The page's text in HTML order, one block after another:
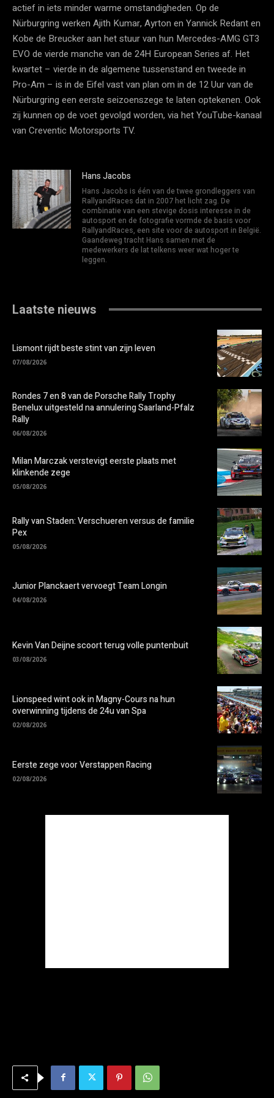
actief in iets minder warme omstandigheden. Op de
Nürburgring werken Ajith Kumar, Ayrton en Yannick Redant en
Kobe de Breucker aan het stuur van hun Mercedes-AMG GT3
EVO de vierde manche van de 24H European Series af. Het
kwartet – vierde in de algemene tussenstand en tweede in
Pro-Am – is in de Eifel vast van plan om in de 12 Uur van de
Nürburgring een eerste seizoenszege te laten optekenen. Ook
zij kunnen op de voet gevolgd worden, via het YouTube-kanaal
van Creventic Motorsports TV.
Hans Jacobs
Hans Jacobs is één van de twee grondleggers van
RallyandRaces dat in 2007 het licht zag. De
combinatie van een stevige dosis interesse in de
autosport en de fotografie vormde de basis voor
RallyandRaces, een site voor de autosport in België.
Gaandeweg tracht Hans samen met de
medewerkers de lat telkens weer wat hoger te
leggen.
Laatste nieuws
Lismont rijdt beste stint van zijn leven
07/08/2026
Rondes 7 en 8 van de Porsche Rally Trophy
Benelux uitgesteld na annulering Saarland-Pfalz
Rally
06/08/2026
Milan Marczak verstevigt eerste plaats met
klinkende zege
05/08/2026
Rally van Staden: Verschueren versus de familie
Pex
05/08/2026
Junior Planckaert vervoegt Team Longin
04/08/2026
Kevin Van Deijne scoort terug volle puntenbuit
03/08/2026
Lionspeed wint ook in Magny-Cours na hun
overwinning tijdens de 24u van Spa
02/08/2026
Eerste zege voor Verstappen Racing
02/08/2026